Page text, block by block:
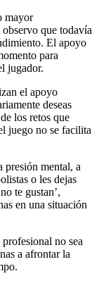
mayor
que todavía
El apoyo
para
jugador.
el apoyo
deseas
los retos que
juego no se facilita
presión mental, a
o les dejas
te gustan’,
en una situación
no sea
a afrontar la